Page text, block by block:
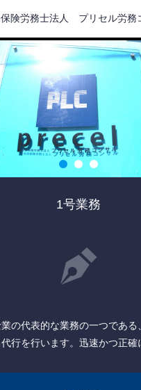
険労務士法人 プリセル労務
1号業務
の代表的な業務の一つである
行を行います。迅速かつ正確